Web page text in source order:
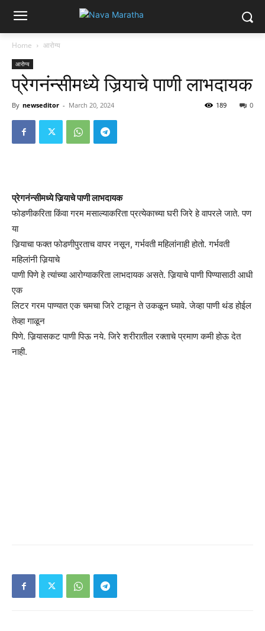
Home आरोग्य
आरोग्य
प्रेगनंन्सीमध्ये जिर्‍याचे पाणी लाभदायक
By newseditor - March 20, 2024 0
189
प्रेगनंन्सीमध्ये जिर्‍याचे पाणी लाभदायक
फोडणीकरिता किंवा गरम मसाल्याकरिता प्रत्येकाच्या घरी जिरे हे वापरले जाते. पण
या
जिर्‍याचा फक्त फोडणीपुरताच वापर नसून, गर्भवती महिलांनाही होतो. गर्भवती
महिलांनी जिर्‍याचे
पाणी पिणे हे त्यांच्या आरोग्याकरिता लाभदायक असते. जिर्‍याचे पाणी पिण्यासाठी आधी
एक
लिटर गरम पाण्यात एक चमचा जिरे टाकून ते उकळून घ्यावे. जेव्हा पाणी थंड होईल
तेव्हा गाळून
पिणे. जिर्‍यासकट पाणी पिऊ नये. जिरे शरीरातील रक्ताचे प्रमाण कमी होऊ देत
नाही.